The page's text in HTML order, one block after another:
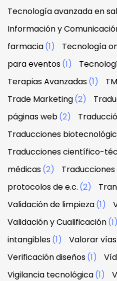
Tecnología avanzada en
Información y
farmacia(1) Tecnología
para eventos(1)
Terapias Avanzadas(1)
Trade Marketing(2)
páginas web(2)
Traducciones
Traducciones científico-
médicas(2)
protocolos de e.c. (2)
Validación de limpieza(1)
Validación y Cualificación(1)
intangibles(1) Valorar
Verificación diseños(1)
Vigilancia tecnológica(1)